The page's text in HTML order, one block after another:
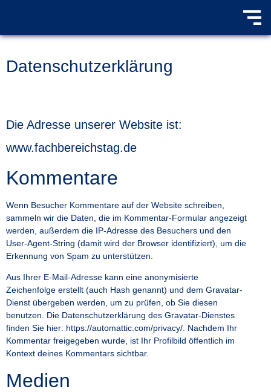
Datenschutzerklärung
Die Adresse unserer Website ist:
www.fachbereichstag.de
Kommentare
Wenn Besucher Kommentare auf der Website schreiben,
sammeln wir die Daten, die im Kommentar-Formular angezeigt
werden, außerdem die IP-Adresse des Besuchers und den
User-Agent-String (damit wird der Browser identifiziert), um die
Erkennung von Spam zu unterstützen.
Aus Ihrer E-Mail-Adresse kann eine anonymisierte
Zeichenfolge erstellt (auch Hash genannt) und dem Gravatar-
Dienst übergeben werden, um zu prüfen, ob Sie diesen
benutzen. Die Datenschutzerklärung des Gravatar-Dienstes
finden Sie hier: https://automattic.com/privacy/. Nachdem Ihr
Kommentar freigegeben wurde, ist Ihr Profilbild öffentlich im
Kontext deines Kommentars sichtbar.
Medien